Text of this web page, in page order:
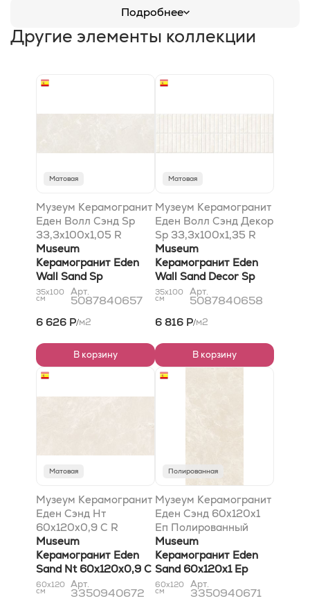
Подробнее
Другие элементы коллекции
Матовая
Музеум Керамогранит
Еден Волл Сэнд Sp
33,3x100x1,05 R
рельефный
Museum
Керамогранит Eden
Wall Sand Sp
33,3x100x1,05 R
Shaped
35x100
см
Арт.
5087840657
6 626 Р/м2
В корзину
Матовая
Музеум Керамогранит
Еден Волл Сэнд Декор
Sp 33,3x100x1,35 R
рельефный & Дип Теч
Museum
Керамогранит Eden
Wall Sand Decor Sp
33,3x100x1,35 R
Shaped & Deep Tech
35x100
см
Арт.
5087840658
6 816 Р/м2
В корзину
Матовая
Музеум Керамогранит
Еден Сэнд Нт
60x120x0,9 C R
Матовый
Museum
Керамогранит Eden
Sand Nt 60x120x0,9 C
R Natural
60x120
см
Арт.
3350940672
Полированная
Музеум Керамогранит
Еден Сэнд 60x120x1
Еп Полированный
Museum
Керамогранит Eden
Sand 60x120x1 Ep
Polished
60x120
см
Арт.
3350940671